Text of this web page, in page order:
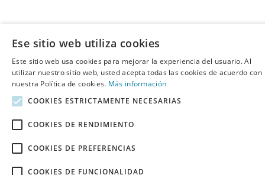
Ese sitio web utiliza cookies
Este sitio web usa cookies para mejorar la experiencia del usuario. Al
utilizar nuestro sitio web, usted acepta todas las cookies de acuerdo con
nuestra Política de cookies. Más información
COOKIES ESTRICTAMENTE NECESARIAS
COOKIES DE RENDIMIENTO
COOKIES DE PREFERENCIAS
COOKIES DE FUNCIONALIDAD